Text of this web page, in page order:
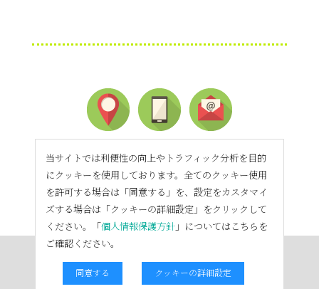
当サイトでは利便性の向上やトラフィック分析を目的
にクッキーを使用しております。全てのクッキー使用
を許可する場合は「同意する」を、設定をカスタマイ
ズする場合は「クッキーの詳細設定」をクリックして
ください。「個人情報保護方針 」についてはこちらを
ご確認ください。
同意する クッキーの詳細設定